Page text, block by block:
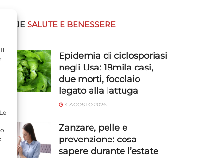
SALUTE E BENESSERE
Epidemia di ciclosporiasi
negli Usa: 18mila casi,
due morti, focolaio
legato alla lattuga
4 AGOSTO 2026
Zanzare, pelle e
prevenzione: cosa
sapere durante l’estate